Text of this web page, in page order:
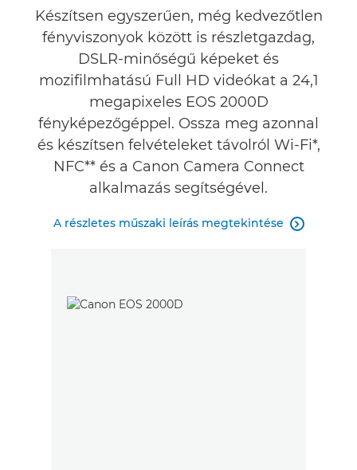
Készítsen egyszerűen, még kedvezőtlen
fényviszonyok között is részletgazdag,
DSLR-minőségű képeket és
mozifilmhatású Full HD videókat a 24,1
megapixeles EOS 2000D
fényképezőgéppel. Ossza meg azonnal
és készítsen felvételeket távolról Wi-Fi*,
NFC** és a Canon Camera Connect
alkalmazás segítségével.
A részletes műszaki leírás megtekintése 